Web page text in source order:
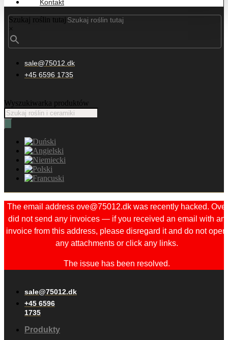
Kontakt
Szukaj roślin tutaj
×
sale@75012.dk
+45 6596 1735
Wyszukiwarka produktów
The email address ove@75012.dk was recently hacked. Ove
did not send any invoices — if you received an email with an
invoice from this address, please disregard it and do not open
any attachments or click any links.
The issue has been resolved.
sale@75012.dk
+45 6596
1735
Produkty